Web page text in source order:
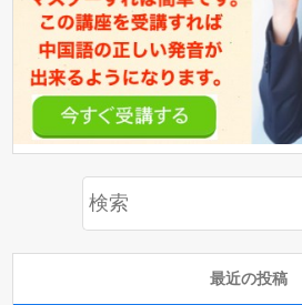
最近の投稿